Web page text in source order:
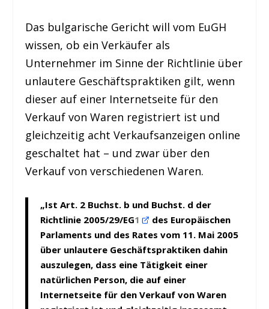
Das bulgarische Gericht will vom EuGH
wissen, ob ein Verkäufer als
Unternehmer im Sinne der Richtlinie über
unlautere Geschäftspraktiken gilt, wenn
dieser auf einer Internetseite für den
Verkauf von Waren registriert ist und
gleichzeitig acht Verkaufsanzeigen online
geschaltet hat – und zwar über den
Verkauf von verschiedenen Waren.
„Ist Art. 2 Buchst. b und Buchst. d der
Richtlinie 2005/29/EG1
des Europäischen
Parlaments und des Rates vom 11. Mai 2005
über unlautere Geschäftspraktiken dahin
auszulegen, dass eine Tätigkeit einer
natürlichen Person, die auf einer
Internetseite für den Verkauf von Waren